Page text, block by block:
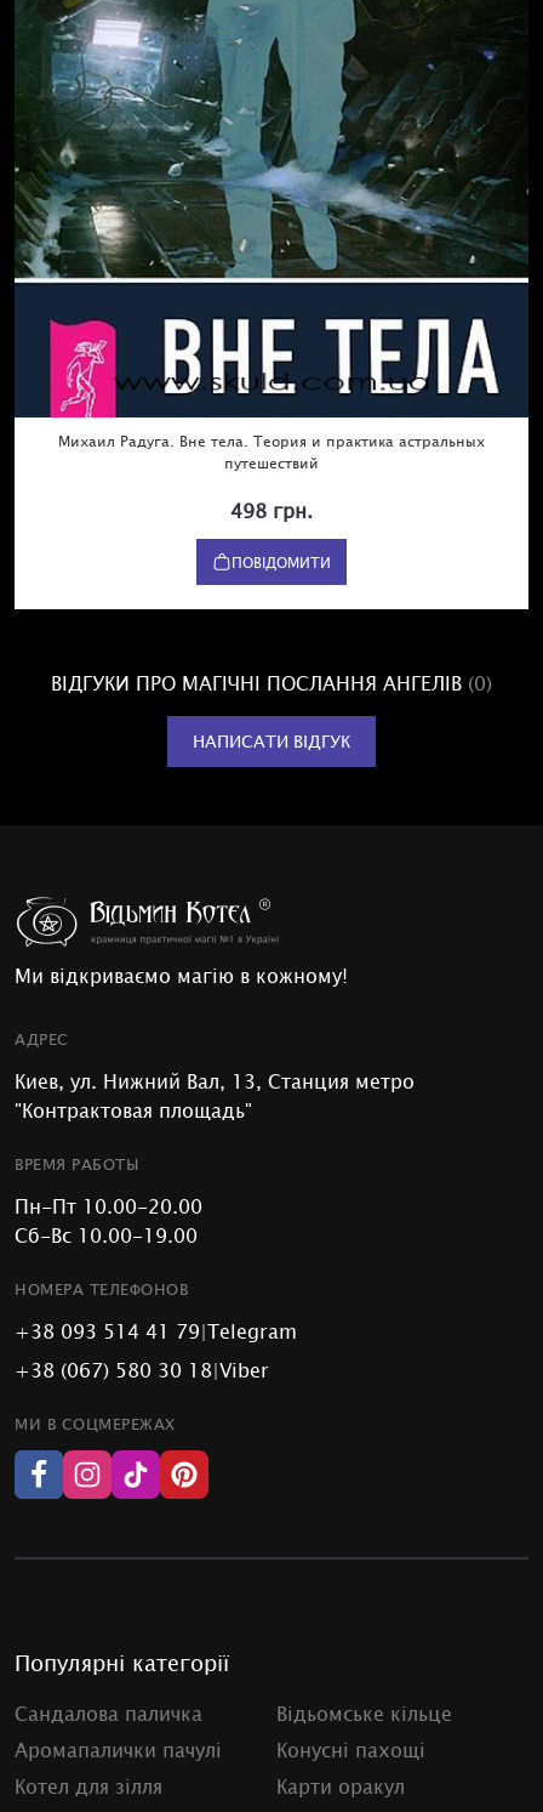
Михаил Радуга. Вне тела. Теория и практика астральных
путешествий
498 грн.
ПОВІДОМИТИ
ВІДГУКИ ПРО МАГІЧНІ ПОСЛАННЯ АНГЕЛІВ (0)
НАПИСАТИ ВІДГУК
Ми відкриваємо магію в кожному!
АДРЕС
Киев, ул. Нижний Вал, 13, Станция метро
"Контрактовая площадь"
ВРЕМЯ РАБОТЫ
Пн-Пт 10.00-20.00
Сб-Вс 10.00-19.00
НОМЕРА ТЕЛЕФОНОВ
+38 093 514 41 79|Telegram
+38 (067) 580 30 18|Viber
МИ В СОЦМЕРЕЖАХ
Популярні категорії
Сандалова паличка
Відьомське кільце
Аромапалички пачулі
Конусні пахощі
Котел для зілля
Карти оракул